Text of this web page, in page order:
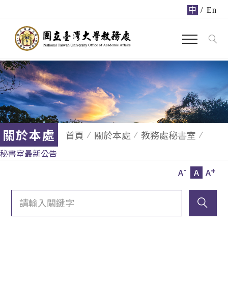
中 / En
關於本處 首頁 關於本處 教務處秘書室
秘書室最新公告
A- A A+